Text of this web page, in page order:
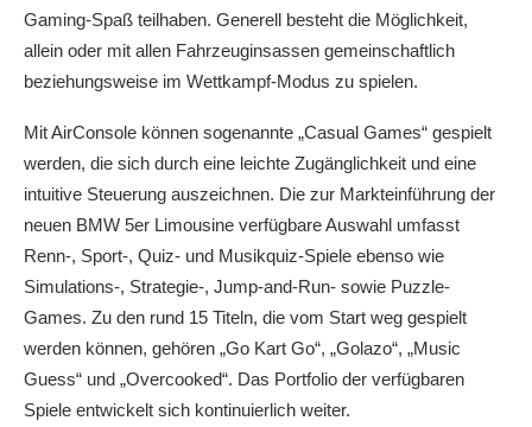
Gaming-Spaß teilhaben. Generell besteht die Möglichkeit,
allein oder mit allen Fahrzeuginsassen gemeinschaftlich
beziehungsweise im Wettkampf-Modus zu spielen.
Mit AirConsole können sogenannte „Casual Games“ gespielt
werden, die sich durch eine leichte Zugänglichkeit und eine
intuitive Steuerung auszeichnen. Die zur Markteinführung der
neuen BMW 5er Limousine verfügbare Auswahl umfasst
Renn-, Sport-, Quiz- und Musikquiz-Spiele ebenso wie
Simulations-, Strategie-, Jump-and-Run- sowie Puzzle-
Games. Zu den rund 15 Titeln, die vom Start weg gespielt
werden können, gehören „Go Kart Go“, „Golazo“, „Music
Guess“ und „Overcooked“. Das Portfolio der verfügbaren
Spiele entwickelt sich kontinuierlich weiter.